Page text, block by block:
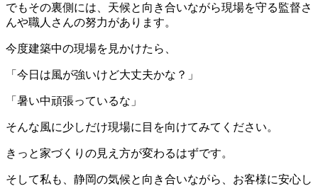
でもその裏側には、天候と向き合いながら現場を守る監督さ
んや職人さんの努力があります。
今度建築中の現場を見かけたら、
「今日は風が強いけど大丈夫かな？」
「暑い中頑張っているな」
そんな風に少しだけ現場に目を向けてみてください。
きっと家づくりの見え方が変わるはずです。
そして私も、静岡の気候と向き合いながら、お客様に安心し